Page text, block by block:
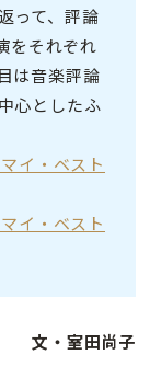
って、評論
をそれぞれ
は音楽評論
心としたふ
イ・ベスト
イ・ベスト
文・室田尚子